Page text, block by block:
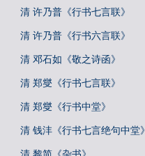
清 许乃普《行书七言联》
清 许乃普《行书六言联》
清 邓石如《敬之诗函》
清 郑燮《行书七言联》
清 郑燮《行书中堂》
清 钱沣《行书七言绝句中堂》